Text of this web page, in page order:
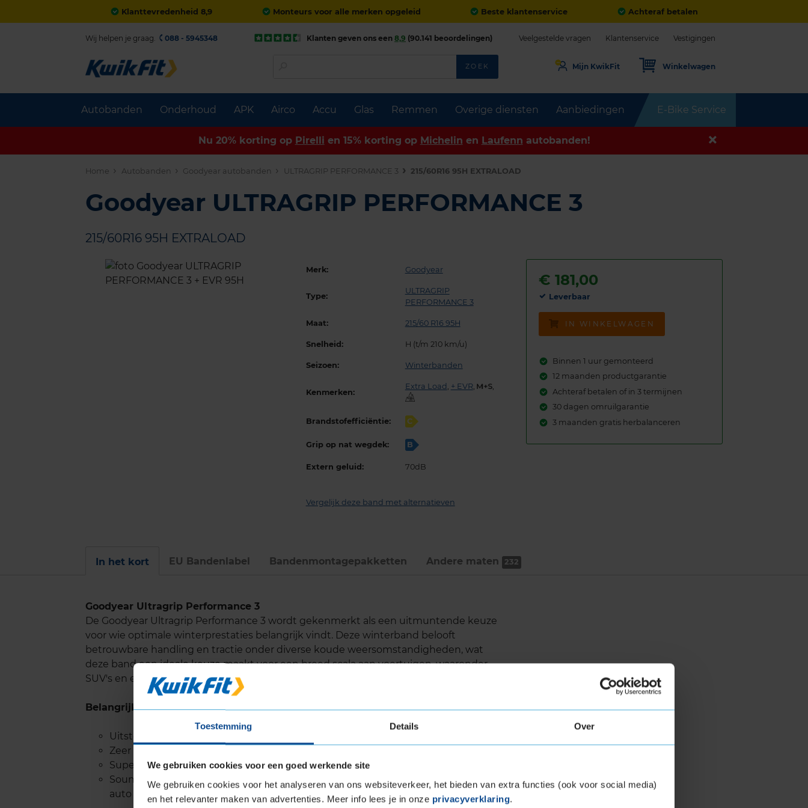
Toestemming Details Over
We gebruiken cookies voor een goed werkende site
We gebruiken cookies voor het analyseren van ons websiteverkeer, het bieden van extra functies (ook voor social media)
en het relevanter maken van advertenties. Meer info lees je in onze privacyverklaring.
Klanttevredenheid 8,9 Monteurs voor alle merken opgeleid Beste klantenservice Achteraf betalen
Autobanden Onderhoud APK Airco Accu Glas Remmen Overige diensten Aanbiedingen E-Bike Service
Wij helpen je graag. 088 - 5945348 Klanten geven ons een 8,9 (90.141 beoordelingen) Veelgestelde vragen Klantenservice Vestigingen
ZOEK Mijn KwikFit Winkelwagen
Nu 20% korting op Pirelli en 15% korting op Michelin en Laufenn autobanden!
Home Autobanden Goodyear autobanden ULTRAGRIP PERFORMANCE 3 215/60R16 95H EXTRALOAD
Goodyear ULTRAGRIP PERFORMANCE 3
215/60R16 95H EXTRALOAD
Merk: Goodyear
Type:
ULTRAGRIP
PERFORMANCE 3
Maat: 215/60 R16 95H
Snelheid: H (t/m 210 km/u)
Seizoen: Winterbanden
Kenmerken:
Extra Load , + EVR, ,
Brandstofefficiëntie: C
Grip op nat wegdek: B
Extern geluid: 70dB
Vergelijk deze band met alternatieven
€181,00
Leverbaar
IN WINKELWAGEN
Binnen 1 uur gemonteerd
12 maanden productgarantie
Achteraf betalen of in 3 termijnen
30 dagen omruilgarantie
3 maanden gratis herbalanceren
In het kort EU Bandenlabel Bandenmontage­pakketten Andere maten 232
Goodyear Ultragrip Performance 3
De Goodyear Ultragrip Performance 3 wordt gekenmerkt als een uitmuntende keuze
voor wie optimale winterprestaties belangrijk vindt. Deze winterband belooft
betrouwbare handling en tractie onder diverse koude weersomstandigheden, wat
deze band een ideale keuze maakt voor een breed scala aan voertuigen, waaronder
SUV's en elektrische auto's.
Belangrijke eigenschappen
Uitstekende grip op sneeuw, mede dankzij de SnowProtect-technologie
Zeer goede prestaties op nat wegdek
Superieure remcapaciteit op sneeuw
SoundComfort technologie zorgt ervoor dat het interne geluidsniveau van de
auto tot wel 50% vermindert